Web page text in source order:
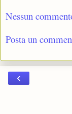
Nessun
Posta un
‹